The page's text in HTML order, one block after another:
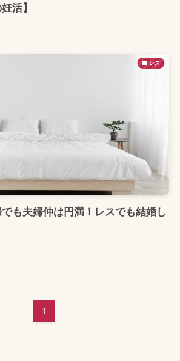
活】
レス
も夫婦仲は円満！レスでも結婚し
1